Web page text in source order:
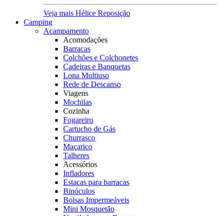
Veja mais Hélice Reposição
Camping
Acampamento
Acomodações
Barracas
Colchões e Colchonetes
Cadeiras e Banquetas
Lona Multiuso
Rede de Descanso
Viagens
Mochilas
Cozinha
Fogareiro
Cartucho de Gás
Churrasco
Maçarico
Talheres
Acessórios
Infladores
Estacas para barracas
Binóculos
Bolsas Impermeáveis
Mini Mosquetão